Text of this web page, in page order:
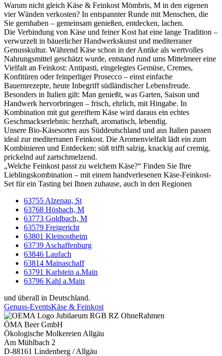
Warum nicht gleich Käse & Feinkost Mömbris, M in den eigenen
vier Wänden verkosten? In entspannter Runde mit Menschen, die
Sie gernhaben – gemeinsam genießen, entdecken, lachen.
Die Verbindung von Käse und feiner Kost hat eine lange Tradition –
verwurzelt in bäuerlicher Handwerkskunst und mediterraner
Genusskultur. Während Käse schon in der Antike als wertvolles
Nahrungsmittel geschätzt wurde, entstand rund ums Mittelmeer eine
Vielfalt an Feinkost: Antipasti, eingelegtes Gemüse, Cremes,
Konfitüren oder feinperliger Prosecco – einst einfache
Bauernrezepte, heute Inbegriff südländischer Lebensfreude.
Besonders in Italien gilt: Man genießt, was Garten, Saison und
Handwerk hervorbringen – frisch, ehrlich, mit Hingabe. In
Kombination mit gut gereiftem Käse wird daraus ein echtes
Geschmackserlebnis: herzhaft, aromatisch, lebendig.
Unsere Bio-Käsesorten aus Süddeutschland und aus Italien passen
ideal zur mediterranen Feinkost. Die Aromenvielfalt lädt ein zum
Kombinieren und Entdecken: süß trifft salzig, knackig auf cremig,
prickelnd auf zartschmelzend.
„Welche Feinkost passt zu welchem Käse?“ Finden Sie Ihre
Lieblingskombination – mit einem handverlesenen Käse-Feinkost-
Set für ein Tasting bei Ihnen zuhause, auch in den Regionen
63755 Alzenau, St
63768 Hösbach, M
63773 Goldbach, M
63579 Freigericht
63801 Kleinostheim
63739 Aschaffenburg
63846 Laufach
63814 Mainaschaff
63791 Karlstein a.Main
63796 Kahl a.Main
und überall in Deutschland.
Genuss-EventsKäse & Feinkost
ÖMA Beer GmbH
Ökologische Molkereien Allgäu
Am Mühlbach 2
D-88161 Lindenberg / Allgäu